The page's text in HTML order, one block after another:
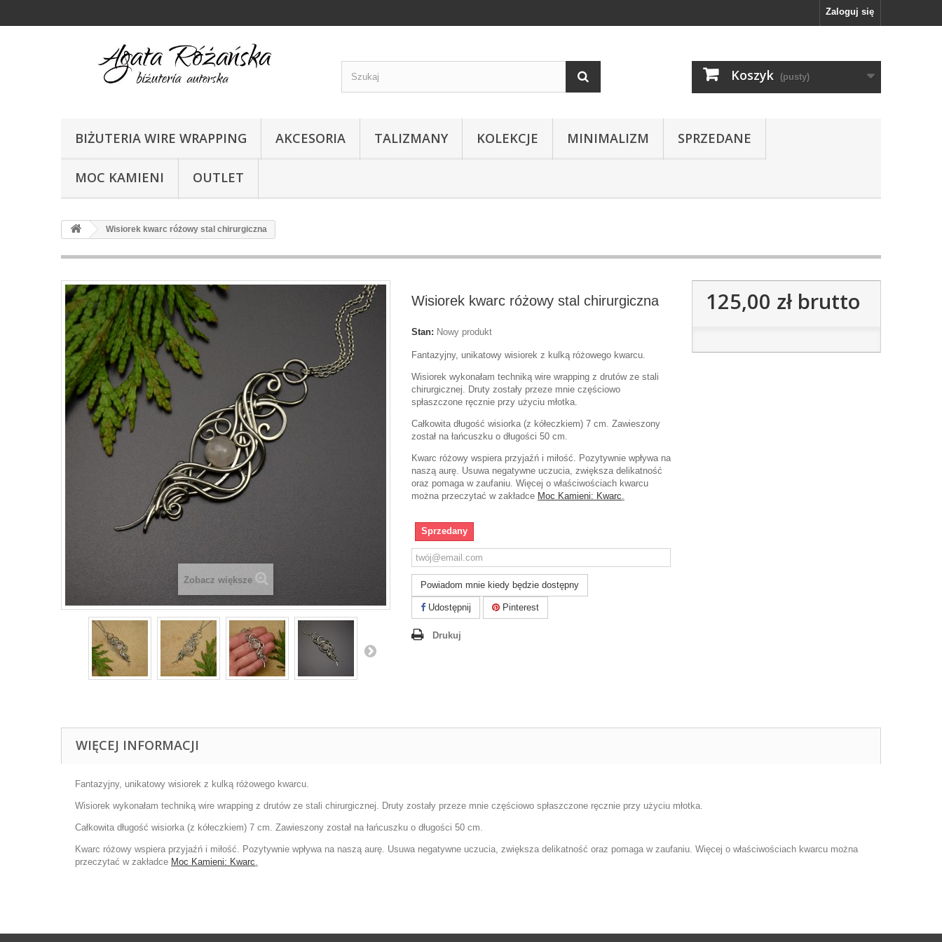
Zaloguj się
Koszyk (pusty)
BIŻUTERIA WIRE WRAPPING AKCESORIA TALIZMANY KOLEKCJE MINIMALIZM SPRZEDANE
MOC KAMIENI OUTLET
Wisiorek kwarc różowy stal chirurgiczna
Zobacz większe
Wisiorek kwarc różowy stal chirurgiczna
Stan: Nowy produkt
Fantazyjny, unikatowy wisiorek z kulką różowego kwarcu.
Wisiorek wykonałam techniką wire wrapping z drutów ze stali
chirurgicznej. Druty zostały przeze mnie częściowo
spłaszczone ręcznie przy użyciu młotka.
Całkowita długość wisiorka (z kółeczkiem) 7 cm. Zawieszony
został na łańcuszku o długości 50 cm.
Kwarc różowy wspiera przyjaźń i miłość. Pozytywnie wpływa na
naszą aurę. Usuwa negatywne uczucia, zwiększa delikatność
oraz pomaga w zaufaniu. Więcej o właściwościach kwarcu
można przeczytać w zakładce Moc Kamieni: Kwarc
Sprzedany
Powiadom mnie kiedy będzie dostępny
Udostępnij Pinterest
Drukuj
125,00 złbrutto
WIĘCEJ INFORMACJI
Fantazyjny, unikatowy wisiorek z kulką różowego kwarcu.
Wisiorek wykonałam techniką wire wrapping z drutów ze stali chirurgicznej. Druty zostały przeze mnie częściowo spłaszczone ręcznie przy użyciu młotka.
Całkowita długość wisiorka (z kółeczkiem) 7 cm. Zawieszony został na łańcuszku o długości 50 cm.
Kwarc różowy wspiera przyjaźń i miłość. Pozytywnie wpływa na naszą aurę. Usuwa negatywne uczucia, zwiększa delikatność oraz pomaga w zaufaniu. Więcej o właściwościach kwarcu można
przeczytać w zakładce Moc Kamieni: Kwarc